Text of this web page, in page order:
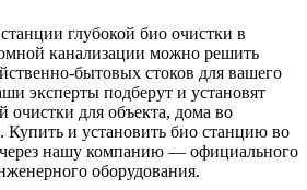
глубокой био очистки в
канализации можно решить
бытовых стоков для вашего
эксперты подберут и установят
очистки для объекта, дома во
Купить и установить био станцию во
нашу компанию — официального
оборудования.